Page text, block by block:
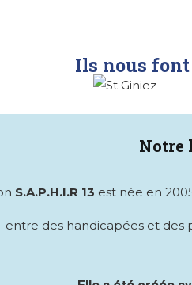
Ils nous
Notre
S.A.P.H.I.R 13 est née en
entre des handicapées et des